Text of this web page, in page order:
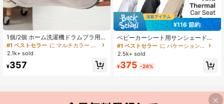
1個/2個 ホーム洗濯機ドラムブラ用ラ
ンドリーバッグ、洗濯中のブラの変
形を防ぐ、ランジェリー専用ランド
洗濯バッグ、メッシュポケット付
#1 ベストセラー
に マルチカラー ランドリーバッグ
2.1k+ sold
¥357
¥116 節約
ベビーカーシート用サンシェード、
両面防塵設計、調整可能な弾性バン
ド、ほとんどのベビーカーシートと
キャリアに対応、オールシーズン使
用可能、ベビーシャワーギフト
#1 ベストセラー
に バケーション ベビー旅行用品
2.5k+ sold
¥375 -24%